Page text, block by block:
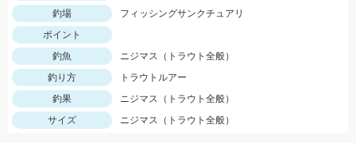
釣場
フィッシングサンクチュアリ
ポイント
釣魚
ニジマス（トラウト全般）
釣り方
トラウトルアー
釣果
ニジマス（トラウト全般）
サイズ
ニジマス（トラウト全般）